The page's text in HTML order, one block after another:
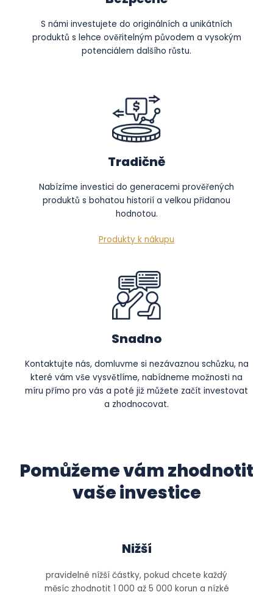
S námi investujete do originálních a unikátních
produktů s lehce ověřitelným původem a vysokým
potenciálem dalšího růstu.
Tradičně
Nabízíme investici do generacemi prověřených
produktů s bohatou historií a velkou přidanou
hodnotou.
Produkty k nákupu
Snadno
Kontaktujte nás, domluvme si nezávaznou schůzku, na
které vám vše vysvětlíme, nabídneme možnosti na
míru přímo pro vás a poté již můžete začít investovat
a zhodnocovat.
Pomůžeme vám zhodnotit
vaše investice
Nižší
pravidelné nížší částky, pokud chcete každý
měsíc zhodnotit 1 000 až 5 000 korun a nízké